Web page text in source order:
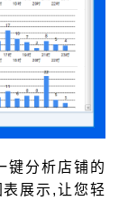
键分析店铺的
展示,让您轻